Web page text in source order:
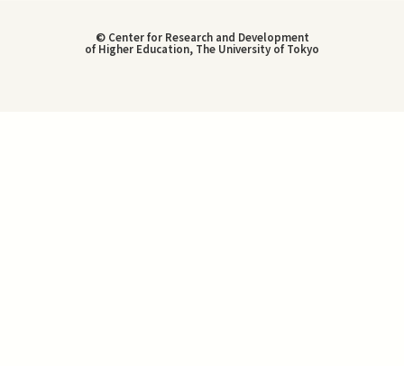
© Center for Research and Development
of Higher Education, The University of Tokyo